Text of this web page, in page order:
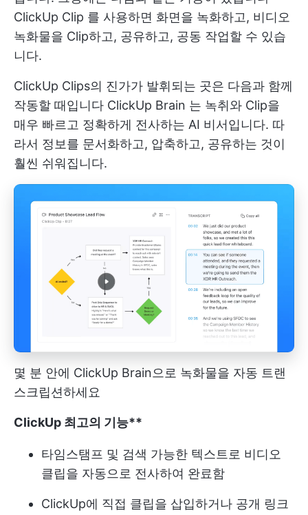
ClickUp Clip 를 사용하면 화면을 녹화하고, 비디오
녹화물을 Clip하고, 공유하고, 공동 작업할 수 있습
니다.
ClickUp Clips의 진가가 발휘되는 곳은 다음과 함께
작동할 때입니다 ClickUp Brain 는 녹취와 Clip을
매우 빠르고 정확하게 전사하는 AI 비서입니다. 따
라서 정보를 문서화하고, 압축하고, 공유하는 것이
훨씬 쉬워집니다.
몇 분 안에 ClickUp Brain으로 녹화물을 자동 트랜
스크립션하세요
ClickUp 최고의 기능**
타임스탬프 및 검색 가능한 텍스트로 비디오
클립을 자동으로 전사하여 완료함
ClickUp에 직접 클립을 삽입하거나 공개 링크